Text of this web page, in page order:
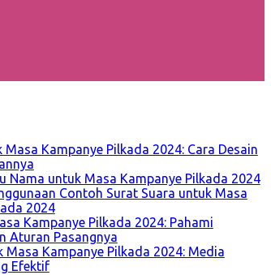
Masa Kampanye Pilkada 2024: Cara Desain
Nama untuk Masa Kampanye Pilkada 2024
Contoh Surat Suara untuk Masa
2024
Kampanye Pilkada 2024: Pahami
Aturan Pasangnya
Masa Kampanye Pilkada 2024: Media
Efektif